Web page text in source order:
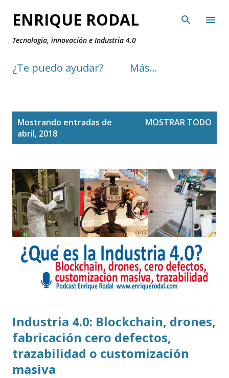
Ir al contenido principal
ENRIQUE RODAL
Tecnología, innovación e Industria 4.0
¿Te puedo ayudar? Más…
Mostrando entradas de
abril, 2018
MOSTRAR TODO
Industria 4.0: Blockchain, drones,
fabricación cero defectos,
trazabilidad o customización
masiva